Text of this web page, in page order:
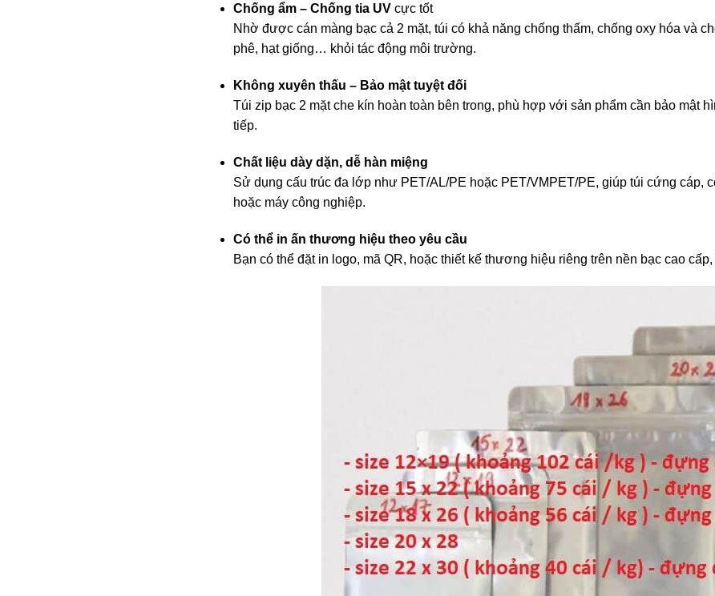
Chống ẩm – Chống tia UV cực tốt
Nhờ được cán màng bạc cả 2 mặt, túi có khả năng chống thấm, chống oxy hóa và
phê, hạt giống… khỏi tác động môi trường.
Không xuyên thấu – Bảo mật tuyệt đối
Túi zip bạc 2 mặt che kín hoàn toàn bên trong, phù hợp với sản phẩm cần bảo mật
tiếp.
Chất liệu dày dặn, dễ hàn miệng
Sử dụng cấu trúc đa lớp như PET/AL/PE hoặc PET/VMPET/PE, giúp túi cứng cáp,
hoặc máy công nghiệp.
Có thể in ấn thương hiệu theo yêu cầu
Bạn có thể đặt in logo, mã QR, hoặc thiết kế thương hiệu riêng trên nền bạc cao